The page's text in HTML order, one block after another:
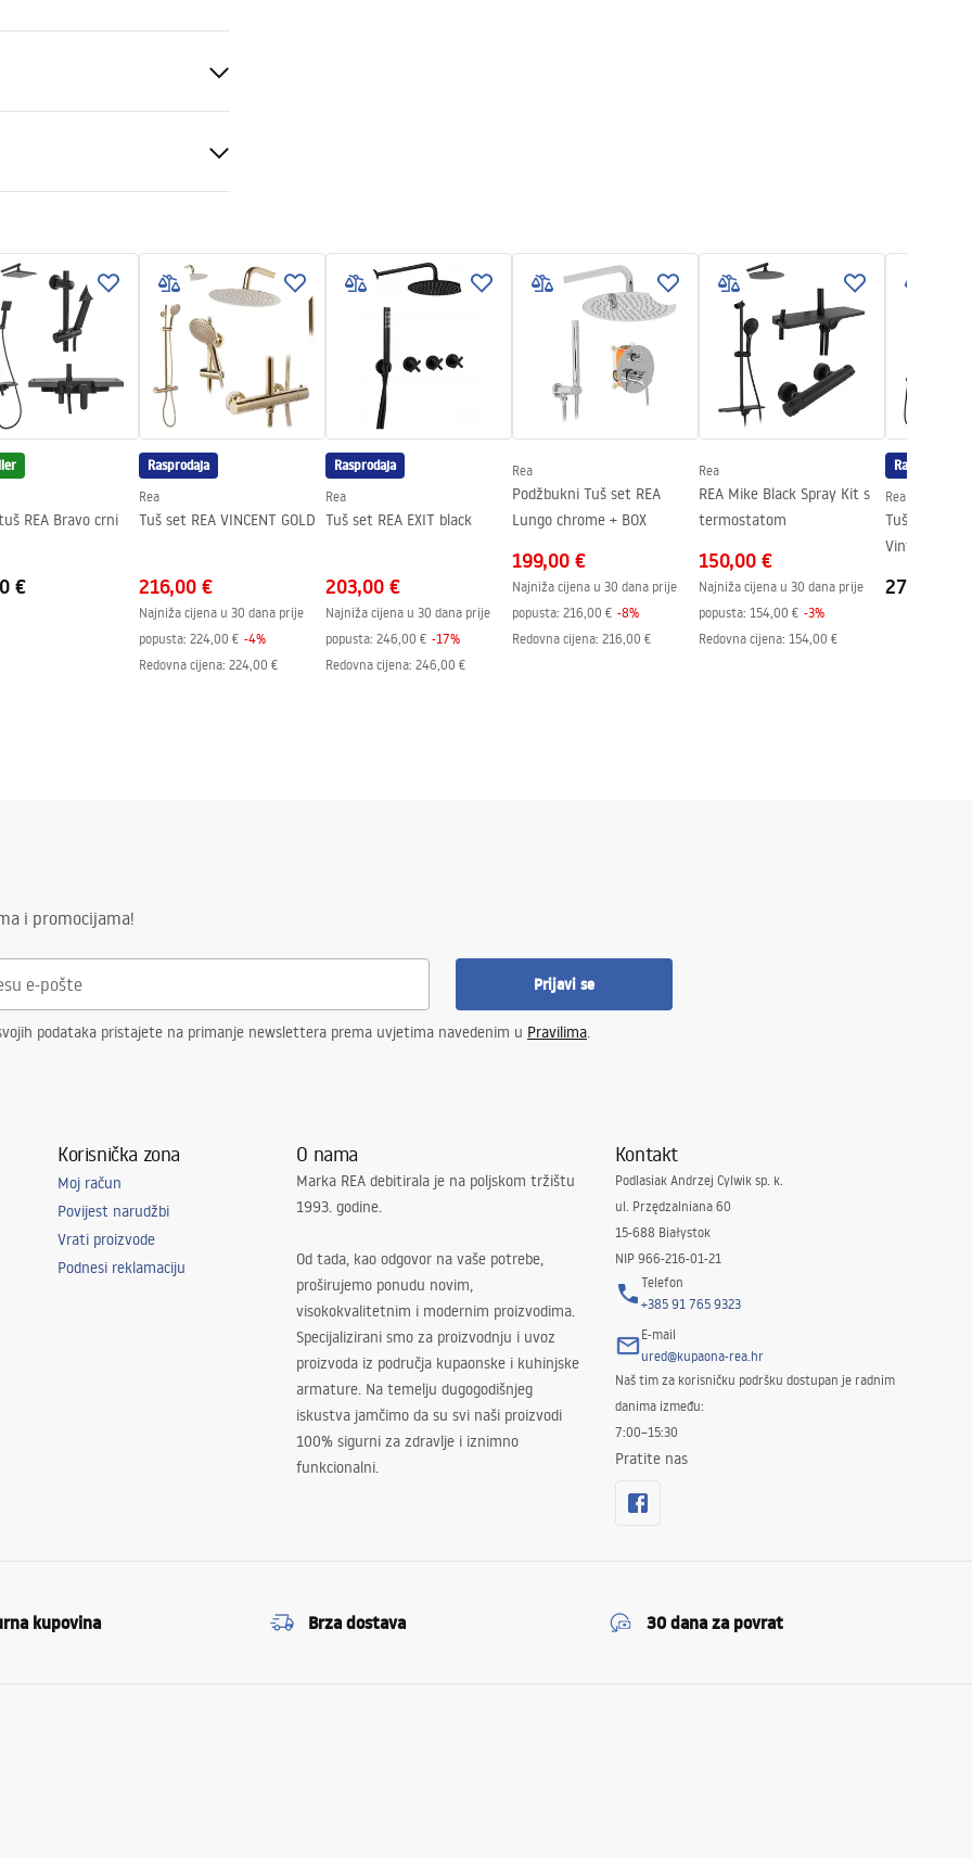
- s obje strane, fiksno
strane
REA Bravo crni
€
Rasprodaja
Rea
Tuš set REA VINCENT GOLD
216,00 €
Najniža cijena u 30 dana prije
popusta: 224,00 € -4%
Redovna cijena: 224,00 €
Rasprodaja
Rea
Tuš set REA EXIT black
203,00 €
Najniža cijena u 30 dana prije
popusta: 246,00 € -17%
Redovna cijena: 246,00 €
Rea
Podžbukni Tuš set REA
Lungo chrome + BOX
199,00 €
Najniža cijena u 30 dana prije
popusta: 216,00 € -8%
Redovna cijena: 216,00 €
Rea
REA Mike Black Spray Kit s
termostatom
150,00 €
Najniža cijena u 30 dana prije
popusta: 154,00 € -3%
Redovna cijena: 154,00 €
Rasprodaja
Rea
Tuš set s
Vintage black
271,00 €
i promocijama!
Prijavi se
podataka pristajete na primanje newslettera prema uvjetima navedenim u Pravilima.
Korisnička zona
Moj račun
Povijest narudžbi
Vrati proizvode
Podnesi reklamaciju
O nama
Marka REA debitirala je na poljskom tržištu
1993. godine.
Od tada, kao odgovor na vaše potrebe,
proširujemo ponudu novim,
visokokvalitetnim i modernim proizvodima.
Specijalizirani smo za proizvodnju i uvoz
proizvoda iz područja kupaonske i kuhinjske
armature. Na temelju dugogodišnjeg
iskustva jamčimo da su svi naši proizvodi
100% sigurni za zdravlje i iznimno
funkcionalni.
Kontakt
Podlasiak Andrzej Cylwik sp. k.
ul. Przędzalniana 60
15-688 Białystok
NIP 966-216-01-21
Telefon
+385 91 765 9323
E-mail
ured@kupaona-rea.hr
Naš tim za korisničku podršku dostupan je radnim
danima između:
7:00–15:30
Pratite nas
kupovina Brza dostava 30 dana za povrat